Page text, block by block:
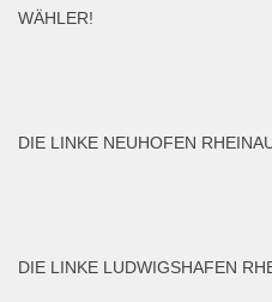
WÄHLER!
DIE LINKE NEUHOFEN
DIE LINKE LUDWIGSHAFEN